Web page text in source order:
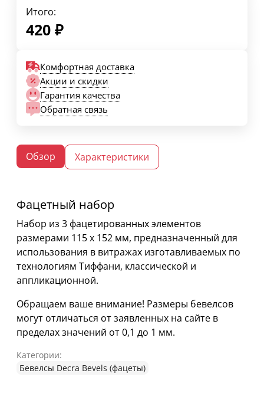
Итого:
420 ₽
Комфортная доставка
Акции и скидки
Гарантия качества
Обратная связь
Обзор Характеристики
Фацетный набор
Набор из 3 фацетированных элементов
размерами 115 х 152 мм, предназначенный для
использования в витражах изготавливаемых по
технологиям Тиффани, классической и
аппликационной.
Обращаем ваше внимание! Размеры бевелсов
могут отличаться от заявленных на сайте в
пределах значений от 0,1 до 1 мм.
Категории:
Бевелсы Decra Bevels (фацеты)